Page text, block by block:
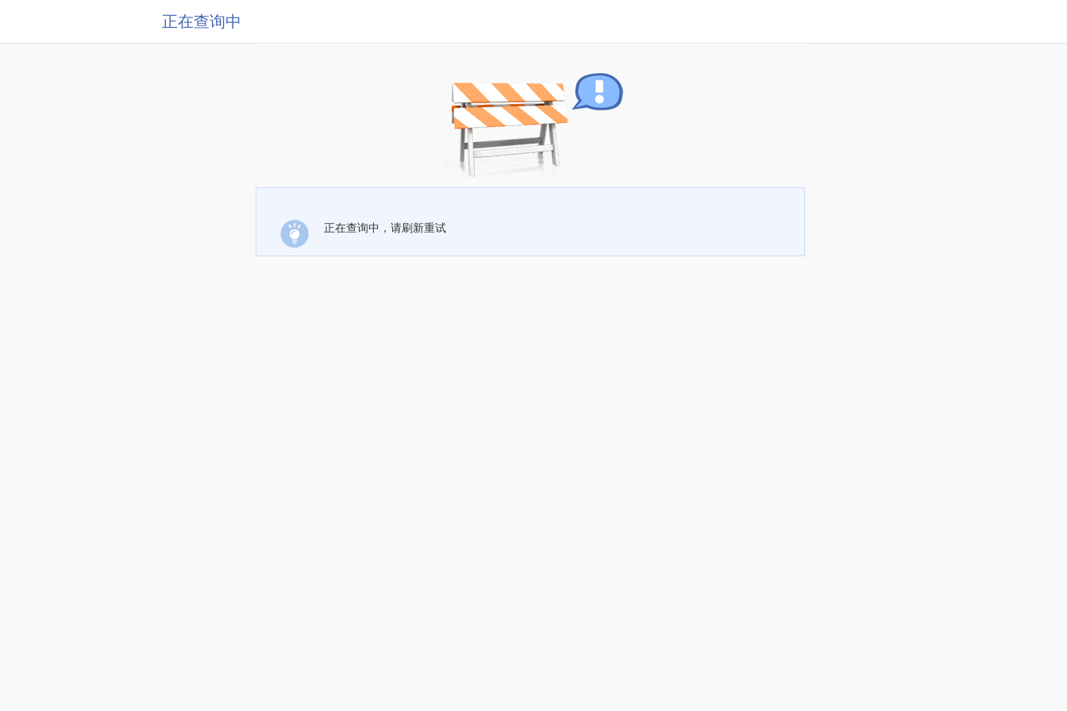
正在查询中
正在查询中，请刷新重试